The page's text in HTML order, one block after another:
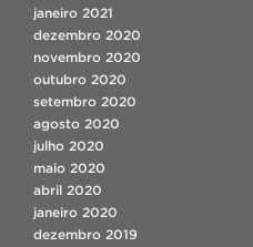
janeiro 2021
dezembro 2020
novembro 2020
outubro 2020
setembro 2020
agosto 2020
julho 2020
maio 2020
abril 2020
janeiro 2020
dezembro 2019